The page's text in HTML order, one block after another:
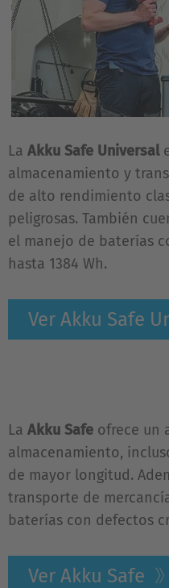
La Akku Safe Universal
almacenamiento y
de alto rendimiento
peligrosas. También
el manejo de baterías
hasta 1384 Wh.
Ver Akku Safe
La Akku Safe ofrece un
almacenamiento,
de mayor longitud.
transporte de
baterías con defectos
Ver Akku Safe